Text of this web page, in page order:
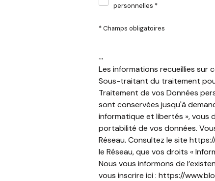
d’opposition, de limitation et de portabilité de
pour plus d’informations sur vos droits. Si vous
personnelles *
* Champs obligatoires
**
Les informations recueillies sur
Sous-traitant du traitement
Traitement de vos Données
sont conservées jusqu'à
informatique et libertés », vous
portabilité de vos données.
Réseau. Consultez le site
le Réseau, que vos droits «
Nous vous informons de
vous inscrire ici : https://